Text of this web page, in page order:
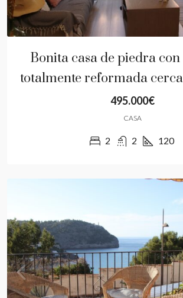
Bonita casa de piedra con
totalmente reformada
495.000€
CASA
2 2 120